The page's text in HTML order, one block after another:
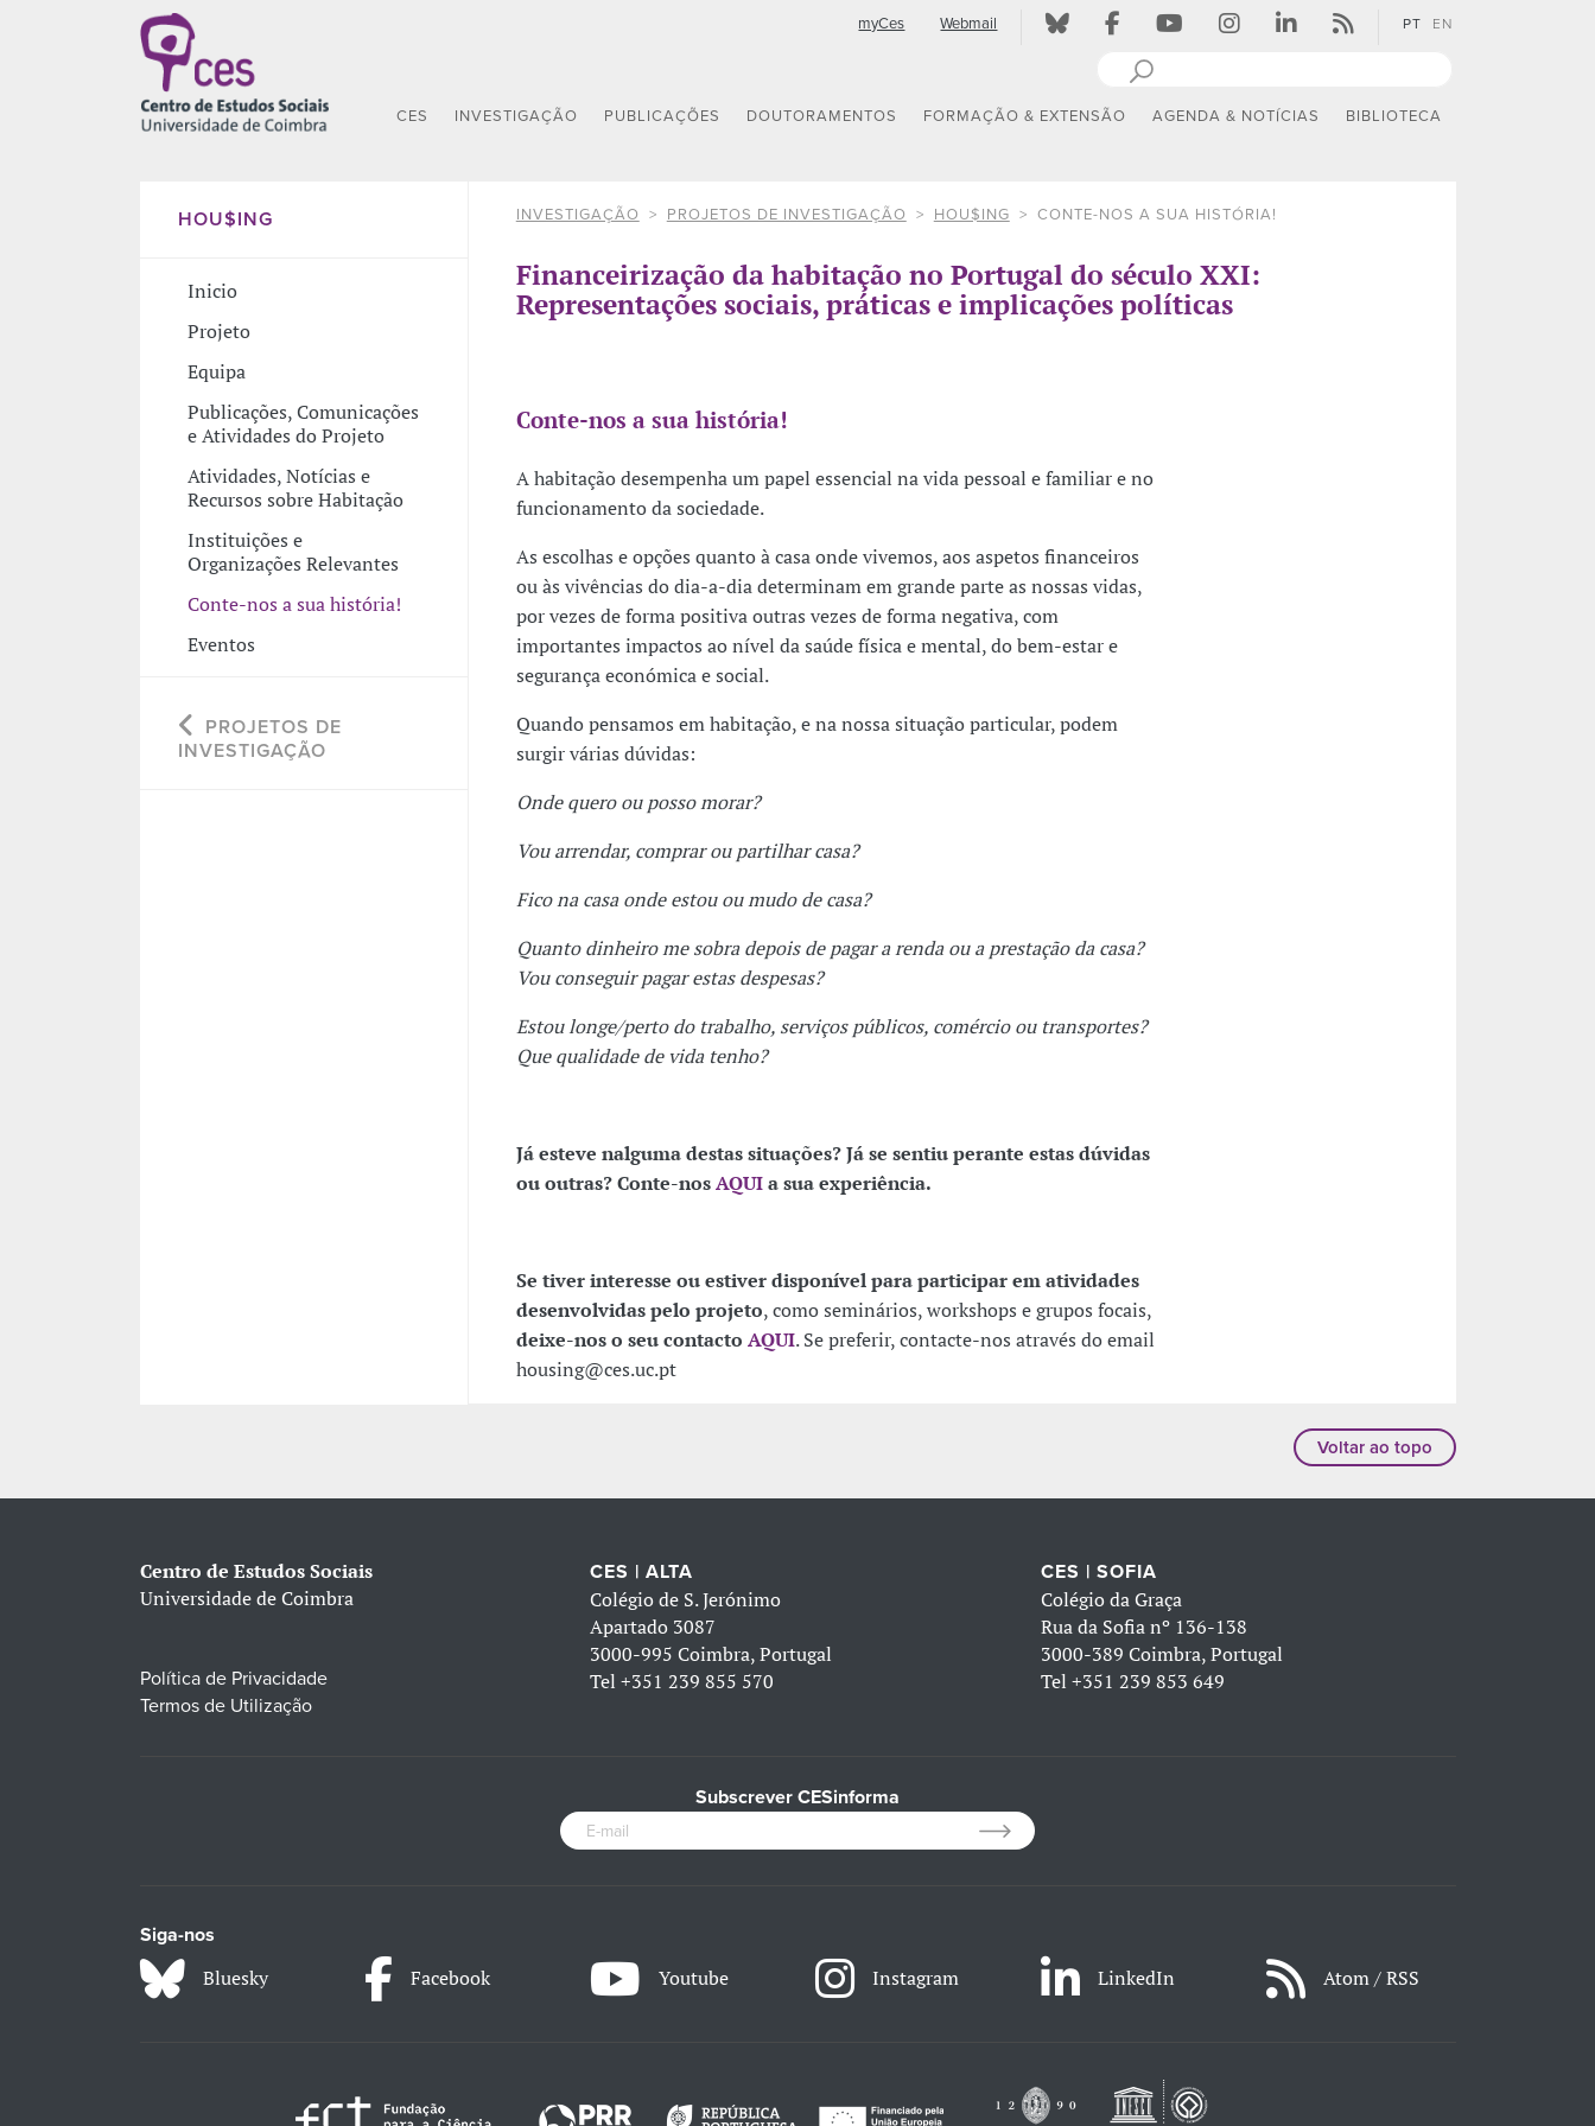
myCes Webmail PT EN
CES INVESTIGAÇÃO PUBLICAÇÕES DOUTORAMENTOS FORMAÇÃO & EXTENSÃO AGENDA & NOTÍCIAS BIBLIOTECA
HOU$ING
Inicio
Projeto
Equipa
Publicações, Comunicações
e Atividades do Projeto
Atividades, Notícias e
Recursos sobre Habitação
Instituições e
Organizações Relevantes
Conte-nos a sua história!
Eventos
PROJETOS DE
INVESTIGAÇÃO
INVESTIGAÇÃO PROJETOS DE INVESTIGAÇÃO HOU$ING CONTE-NOS A SUA HISTÓRIA!
Financeirização da habitação no Portugal do século XXI:
Representações sociais, práticas e implicações políticas
Conte-nos a sua história!
A habitação desempenha um papel essencial na vida pessoal e familiar e no
funcionamento da sociedade.
As escolhas e opções quanto à casa onde vivemos, aos aspetos financeiros
ou às vivências do dia-a-dia determinam em grande parte as nossas vidas,
por vezes de forma positiva outras vezes de forma negativa, com
importantes impactos ao nível da saúde física e mental, do bem-estar e
segurança económica e social.
Quando pensamos em habitação, e na nossa situação particular, podem
surgir várias dúvidas:
Onde quero ou posso morar?
Vou arrendar, comprar ou partilhar casa?
Fico na casa onde estou ou mudo de casa?
Quanto dinheiro me sobra depois de pagar a renda ou a prestação da casa?
Vou conseguir pagar estas despesas?
Estou longe/perto do trabalho, serviços públicos, comércio ou transportes?
Que qualidade de vida tenho?
Já esteve nalguma destas situações? Já se sentiu perante estas dúvidas
ou outras? Conte-nosAQUIa sua experiência.
Se tiver interesse ou estiver disponível para participar em atividades
desenvolvidas pelo projeto, como seminários, workshops e grupos focais,
deixe-nos o seu contacto AQUI. Se preferir, contacte-nos através do email
housing@ces.uc.pt
Voltar ao topo
Centro de Estudos Sociais
Universidade de Coimbra
Política de Privacidade
Termos de Utilização
CES | ALTA
Colégio de S. Jerónimo
Apartado 3087
3000-995 Coimbra, Portugal
Tel+351 239 855 570
CES | SOFIA
Colégio da Graça
Rua da Sofia nº 136-138
3000-389 Coimbra, Portugal
Tel +351 239 853 649
Subscrever CESinforma
Siga-nos
Bluesky Facebook Youtube Instagram LinkedIn Atom / RSS